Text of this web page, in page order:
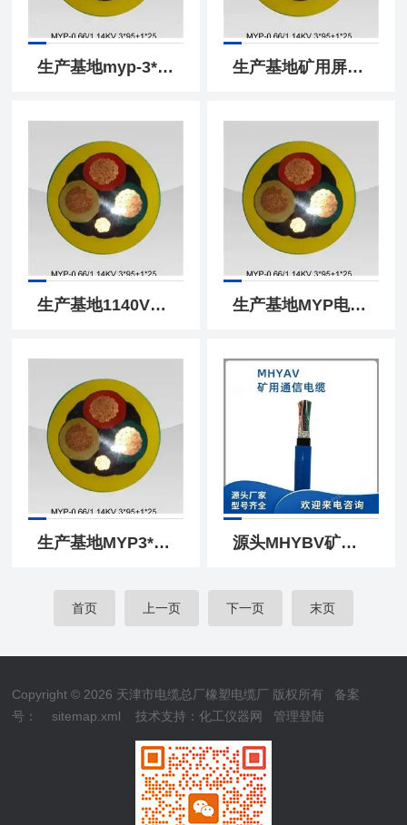
生产基地myp-3*16+1*6mm2矿用屏蔽电缆myp-4*16 生产基地矿用屏蔽电缆myp-3*6+1*6橡套电缆myp-4*10
生产基地1140V矿用电缆3*50+1*16屏蔽电缆MYP1140V 生产基地MYP电缆3x10+1x10矿用屏蔽电缆MYP4x10
生产基地MYP3*25+1*16矿用电缆MYP3*35+1*16 源头MHYBV矿用电话线 MHYBV矿用铠装电话电缆
首页 上一页 下一页 末页
Copyright © 2026 天津市电缆总厂橡塑电缆厂 版权所有 备案
号：
sitemap.xml 技术支持：化工仪器网 管理登陆